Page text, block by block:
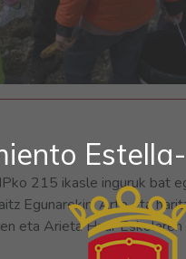
215 ikasle inguruk bat
Egunarekin. Arte eta
eta Arieta Haur